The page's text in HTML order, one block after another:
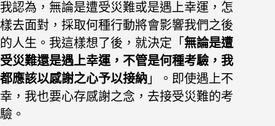
我認為，無論是遭受災難或是遇上幸運，怎
樣去面對，採取何種行動將會影響我們之後
的人生。我這樣想了後，就決定「 無論是遭
受災難還是遇上幸運，不管是何種考驗，我
都應該以感謝之心予以接納 」。即使遇上不
幸，我也要心存感謝之念，去接受災難的考
驗。